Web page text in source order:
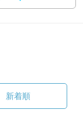
新着順